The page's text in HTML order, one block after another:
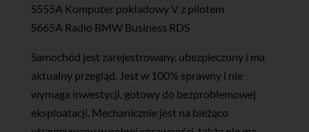
S555A Komputer pokładowy V z pilotem
S665A Radio BMW Business RDS
Samochód jest zarejestrowany, ubezpieczony i ma
aktualny przegląd. Jest w 100% sprawny i nie
wymaga inwestycji, gotowy do bezproblemowej
eksploatacji. Mechanicznie jest na bieżąco